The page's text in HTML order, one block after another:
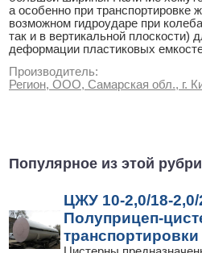
а особенно при транспортировке
возможном гидроударе при
так и в вертикальной плоскости)
деформации пластиковых
Производитель:
Регион, ООО, Самарская обл., г.
Популярное из этой
ЦЖУ 10-2,0/18-2,0/
Полуприцеп-